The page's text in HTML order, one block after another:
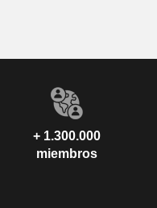
+ 1.300.000
miembros